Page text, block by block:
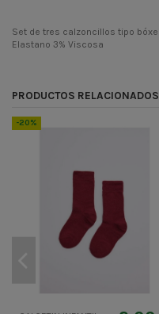
Set de tres calzoncillos tipo
Elastano 3% Viscosa
Codigo
ean13
PRODUCTOS
-20%